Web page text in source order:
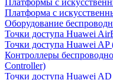
Платформы с
Платформа с
Оборудование
Точки доступа Huawei
Точки доступа Huawei AP
Контроллеры
Controller)
Точки доступа Huawei